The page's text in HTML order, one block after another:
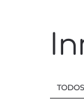
TODOS